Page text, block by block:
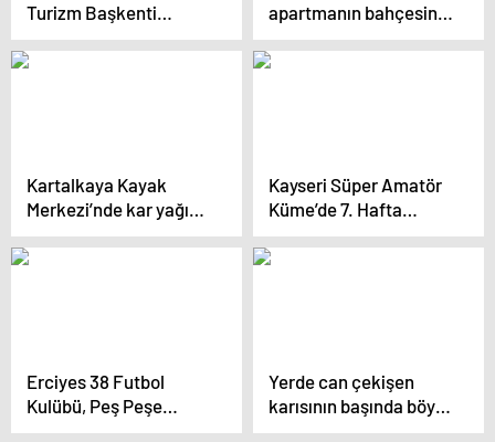
Turizm Başkenti
Olacak
apartmanın bahçesinin
istinat duvarı yıkıldı
Kartalkaya Kayak
Merkezi’nde kar yağışı
etkili oluyor
Kayseri Süper Amatör
Küme’de 7. Hafta
Maçları Tamamlandı
Erciyes 38 Futbol
Kulübü, Peş Peşe
Mağlubiyetler Alıyor
Yerde can çekişen
karısının başında böyle
bekledi